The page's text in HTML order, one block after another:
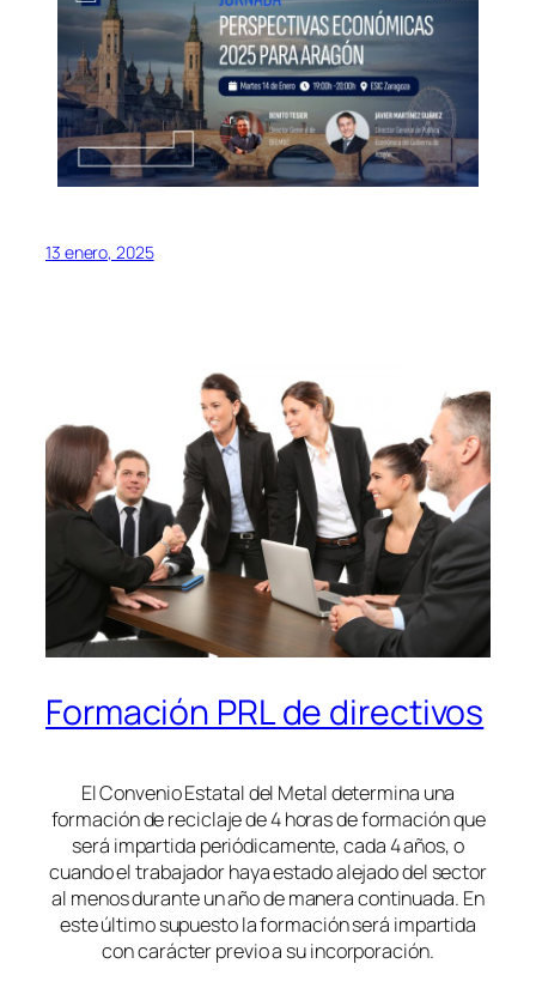
13 enero, 2025
Formación PRL de directivos
El Convenio Estatal del Metal determina una
formación de reciclaje de 4 horas de formación que
será impartida periódicamente, cada 4 años, o
cuando el trabajador haya estado alejado del sector
al menos durante un año de manera continuada. En
este último supuesto la formación será impartida
con carácter previo a su incorporación.